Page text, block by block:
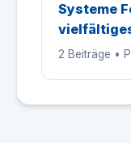
Systeme
2 Beiträge •